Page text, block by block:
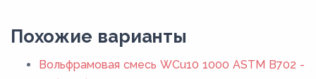
Похожие варианты
Вольфрамовая смесь WCu10 1000 ASTM B702 -